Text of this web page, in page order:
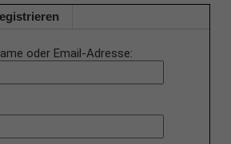
oder Email-Adresse